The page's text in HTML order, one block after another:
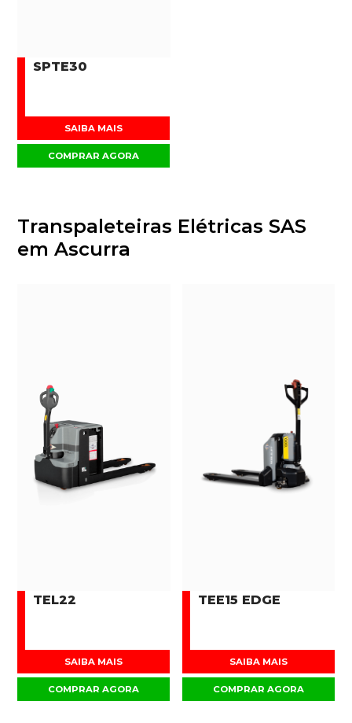
SPTE30
SAIBA MAIS
COMPRAR AGORA
Transpaleteiras Elétricas SAS
em Ascurra
TEL22
SAIBA MAIS
COMPRAR AGORA
TEE15 EDGE
SAIBA MAIS
COMPRAR AGORA